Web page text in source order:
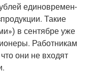
еди­но­вре­мен­
Такие
в сен­тяб­ре уже
Работ­ни­кам
они не вхо­дят